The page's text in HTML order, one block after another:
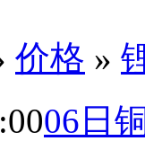
价格 »
06日